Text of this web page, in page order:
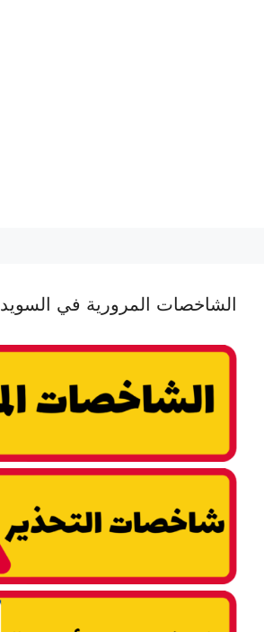
الشاخصات المرورية في السويد